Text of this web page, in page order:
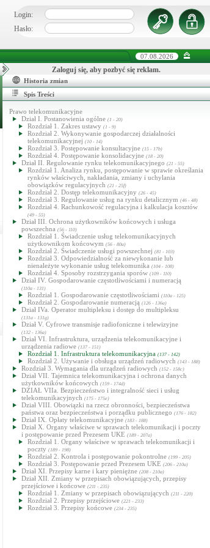
Login:
Hasło:
07.08.2026
Zaloguj się, aby pozbyć się reklam.
Historia zmian
Spis Treści
Prawo telekomunikacyjne
Dział I. Postanowienia ogólne (1 - 20)
Rozdział 1. Zakres ustawy (1 - 9)
Rozdział 2. Wykonywanie gospodarczej działalności
telekomunikacyjnej (10 - 14)
Rozdział 3. Postępowanie konsultacyjne (15 - 17b)
Rozdział 4. Postępowanie konsolidacyjne (18 - 20)
Dział II. Regulowanie rynku telekomunikacyjnego (21 - 55)
Rozdział 1. Analiza rynku, postępowanie w sprawie określania
rynków właściwych, nakładania, zmiany i uchylania
obowiązków regulacyjnych (21 - 25f)
Rozdział 2. Dostęp telekomunikacyjny (26 - 45)
Rozdział 3. Regulowanie usług na rynku detalicznym (46 - 48)
Rozdział 4. Rachunkowość regulacyjna i kalkulacja kosztów
(49 - 55)
Dział III. Ochrona użytkowników końcowych i usługa
powszechna (56 - 110)
Rozdział 1. Świadczenie usług telekomunikacyjnych
użytkownikom końcowym (56 - 80a)
Rozdział 2. Świadczenie usługi powszechnej (81 - 103)
Rozdział 3. Odpowiedzialność za niewykonanie lub
nienależyte wykonanie usług telekomunika (104 - 108)
Rozdział 4. Sposoby rozstrzygania sporów (109 - 110)
Dział IV. Gospodarowanie częstotliwościami i numeracją
(110a - 131)
Rozdział 1. Gospodarowanie częstotliwościami (110a - 125)
Rozdział 2. Gospodarowanie numeracją (126 - 136a)
Dział IVa. Operator multipleksu i dostęp do multipleksu
(131a - 131g)
Dział V. Cyfrowe transmisje radiofoniczne i telewizyjne
(132 - 136a)
Dział VI. Infrastruktura, urządzenia telekomunikacyjne i
urządzenia radiowe (137 - 151)
Rozdział 1. Infrastruktura telekomunikacyjna (137 - 142)
Rozdział 2. Używanie i obsługa urządzeń radiowych (143 - 188)
Rozdział 3. Wymagania dla urządzeń radiowych (152 - 158c)
Dział VII. Tajemnica telekomunikacyjna i ochrona danych
użytkowników końcowych (159 - 174d)
DZIAŁ VIIa. Bezpieczeństwo i integralność sieci i usług
telekomunikacyjnych (175 - 175e)
Dział VIII. Obowiązki na rzecz obronności, bezpieczeństwa
państwa oraz bezpieczeństwa i porządku publicznego (176 - 182)
Dział IX. Opłaty telekomunikacyjne (183 - 188)
Dział X. Organy właściwe w sprawach telekomunikacji i poczty
i postępowanie przed Prezesem UKE (189 - 207a)
Rozdział 1. Organy właściwe w sprawach telekomunikacji i
poczty (189 - 198)
Rozdział 2. Kontrola i postępowanie pokontrolne (199 - 205)
Rozdział 3. Postępowanie przed Prezesem UKE (206 - 210a)
Dział XI. Przepisy karne i kary pieniężne (208 - 210a)
Dział XII. Zmiany w przepisach obowiązujących, przepisy
przejściowe i końcowe (211 - 235)
Rozdział 1. Zmiany w przepisach obowiązujących (211 - 220)
Rozdział 2. Przepisy przejściowe (221 - 233)
Rozdział 3. Przepisy końcowe (234 - 235)